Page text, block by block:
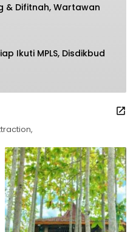
& Difitnah, Wartawan
MPLS, Disdikbud